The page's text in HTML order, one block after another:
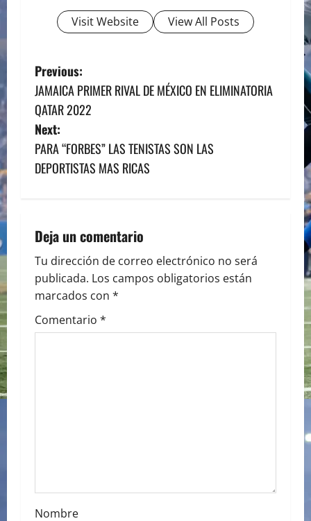
Visit Website View All Posts
P
o
s
t
v
i
g
a
Previous:
JAMAICA PRIMER RIVAL DE MÉXICO EN ELIMINATORIA
QATAR 2022
Next:
PARA “FORBES” LAS TENISTAS SON LAS
DEPORTISTAS MAS RICAS
Deja un comentario
Tu dirección de correo electrónico no será
publicada. Los campos obligatorios están
marcados con *
Comentario *
Nombre